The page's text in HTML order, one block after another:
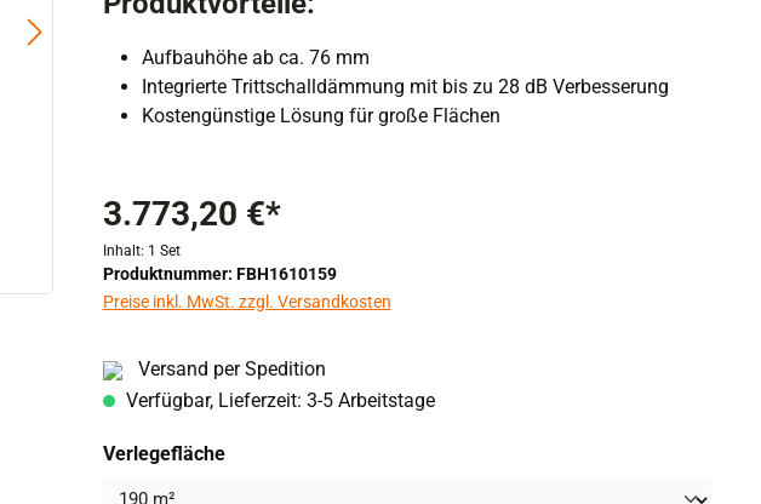
Aufbauhöhe ab ca. 76 mm
Integrierte Trittschalldämmung mit bis zu 28 dB Verbesserung
Kostengünstige Lösung für große Flächen
3.773,20 €*
Inhalt: 1 Set
Produktnummer: FBH1610159
Preise inkl. MwSt. zzgl. Versandkosten
Versand per Spedition
Verfügbar, Lieferzeit: 3-5 Arbeitstage
Verlegeflächeauswählen